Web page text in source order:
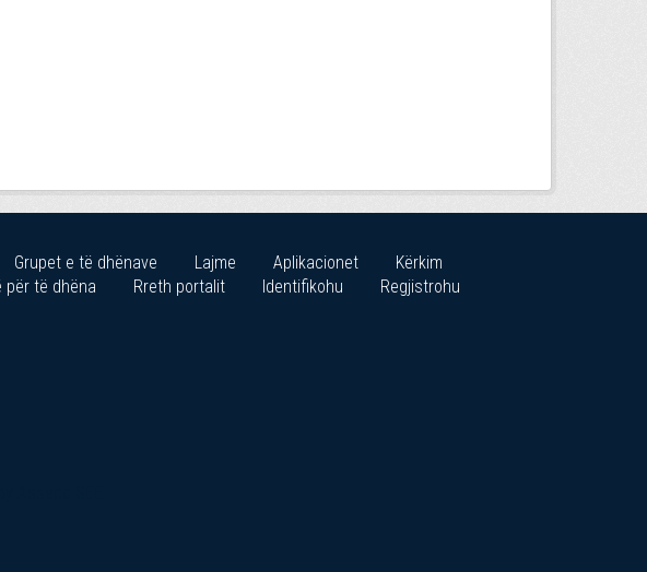
Grupet e të dhënave Lajme Aplikacionet
Kërkim
për të dhëna
Rreth portalit Identifikohu Regjistrohu